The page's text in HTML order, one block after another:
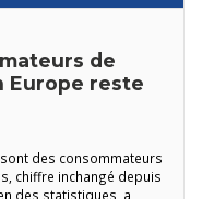
de
Europe reste
des consommateurs
chiffre inchangé depuis
des statistiques, a